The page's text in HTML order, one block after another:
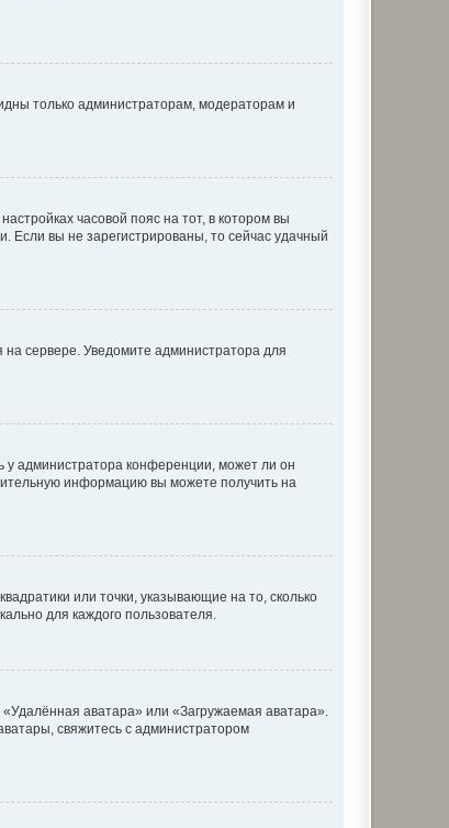
только администраторам, модераторам и
часовой пояс на тот, в котором вы
Если вы не зарегистрированы, то сейчас удачный
сервере. Уведомите администратора для
у администратора конференции, может ли он
информацию вы можете получить на
или точки, указывающие на то, сколько
для каждого пользователя.
аватара» или «Загружаемая аватара».
свяжитесь с администратором